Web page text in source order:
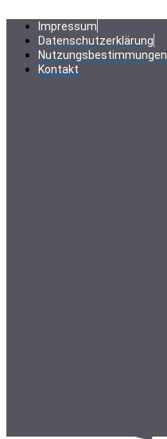
Inhalt
springen
Impressum
Datenschutzerklärung
Nutzungsbestimmungen
Kontakt